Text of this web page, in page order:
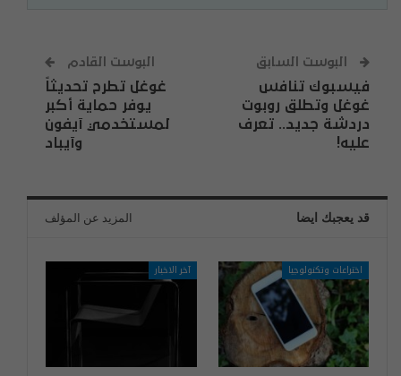
البوست السابق
فيسبوك تنافس
غوغل وتطلق روبوت
دردشة جديد.. تعرف
عليه!
البوست القادم
غوغل تطرح تحديثاً
يوفر حماية أكبر
لمستخدمي آيفون
وآيباد
قد يعجبك ايضا المزيد عن المؤلف
اختراعات وتكنولوجيا آخر الاخبار